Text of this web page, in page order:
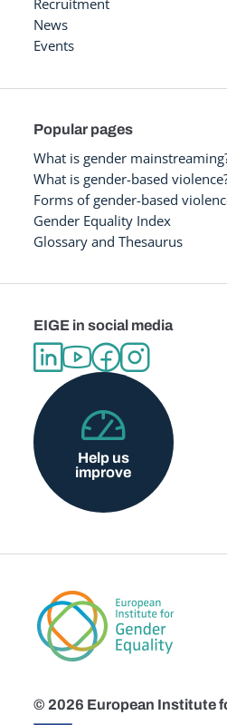
Recruitment
News
Events
Popular pages
What is gender
What is gender-based
Forms of gender-based
Gender Equality Index
Glossary and Thesaurus
EIGE in social media
Help us
improve
© 2026 European Institute